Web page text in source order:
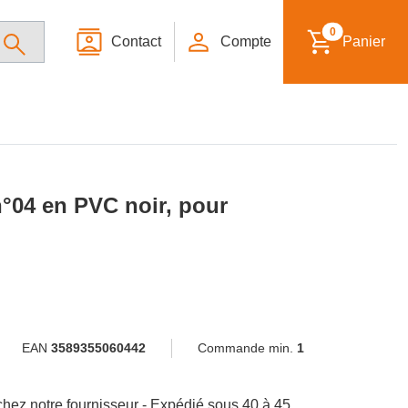
Contact Compte
0
Panier
en PVC noir, pour
EAN 3589355060442 Commande min. 1
notre fournisseur - Expédié sous 40 à 45